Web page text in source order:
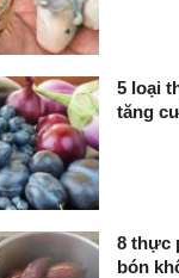
5 loại
tăng
8 thực
bón